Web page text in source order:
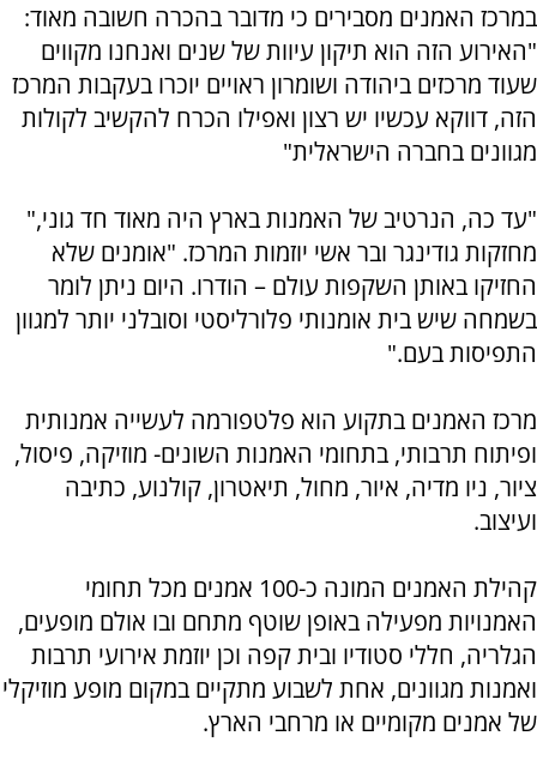
במרכז האמנים מסבירים כי מדובר בהכרה חשובה מאוד:
"האירוע הזה הוא תיקון עיוות של שנים ואנחנו מקווים
שעוד מרכזים ביהודה ושומרון ראויים יוכרו בעקבות המרכז
הזה, דווקא עכשיו יש רצון ואפילו הכרח להקשיב לקולות
מגוונים בחברה הישראלית"
"עד כה, הנרטיב של האמנות בארץ היה מאוד חד גוני,"
מחזקות גודינגר ובר אשי יוזמות המרכז. "אומנים שלא
החזיקו באותן השקפות עולם – הודרו. היום ניתן לומר
בשמחה שיש בית אומנותי פלורליסטי וסובלני יותר למגוון
התפיסות בעם."
מרכז האמנים בתקוע הוא פלטפורמה לעשייה אמנותית
ופיתוח תרבותי, בתחומי האמנות השונים- מוזיקה, פיסול,
ציור, ניו מדיה, איור, מחול, תיאטרון, קולנוע, כתיבה
ועיצוב.
קהילת האמנים המונה כ-100 אמנים מכל תחומי
האמנויות מפעילה באופן שוטף מתחם ובו אולם מופעים,
הגלריה, חללי סטודיו ובית קפה וכן יוזמת אירועי תרבות
ואמנות מגוונים, אחת לשבוע מתקיים במקום מופע מוזיקלי
של אמנים מקומיים או מרחבי הארץ.